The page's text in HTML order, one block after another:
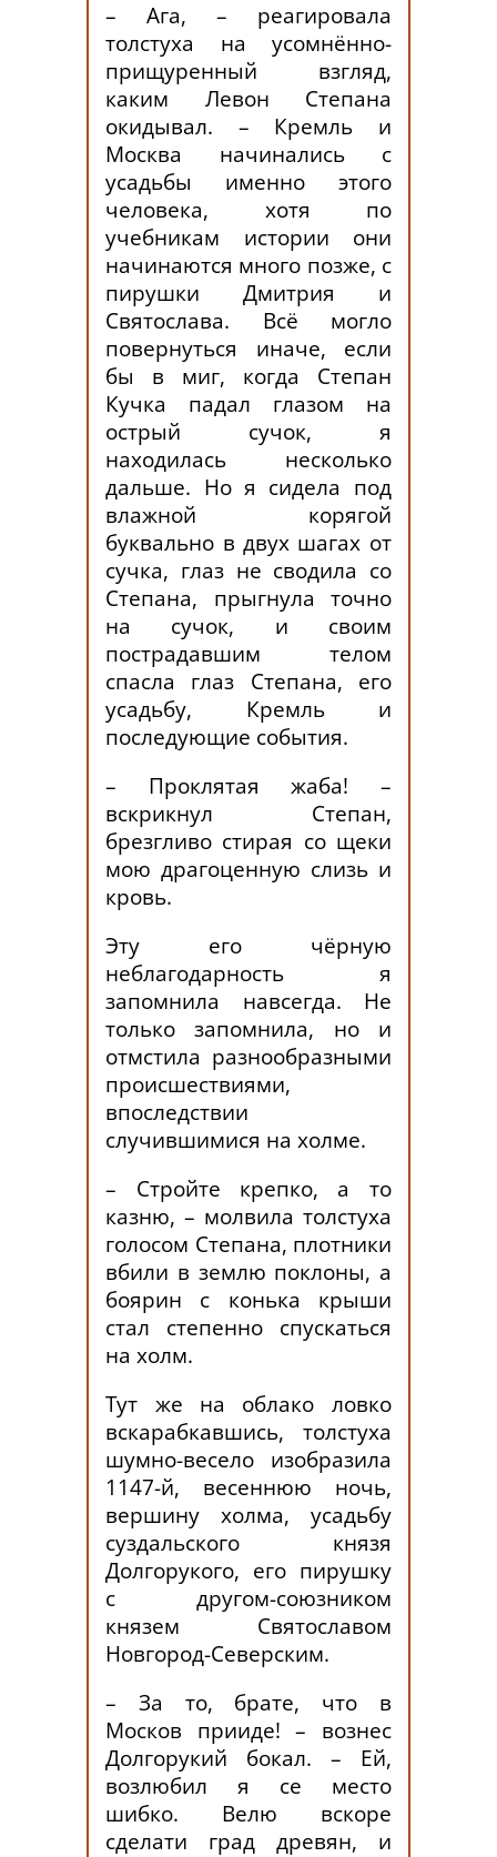
– Ага, – реагировала
толстуха на усомнённо-
прищуренный взгляд,
каким Левон Степана
окидывал. – Кремль и
Москва начинались с
усадьбы именно этого
человека, хотя по
учебникам истории они
начинаются много позже, с
пирушки Дмитрия и
Святослава. Всё могло
повернуться иначе, если
бы в миг, когда Степан
Кучка падал глазом на
острый сучок, я
находилась несколько
дальше. Но я сидела под
влажной корягой
буквально в двух шагах от
сучка, глаз не сводила со
Степана, прыгнула точно
на сучок, и своим
пострадавшим телом
спасла глаз Степана, его
усадьбу, Кремль и
последующие события.
– Проклятая жаба! –
вскрикнул Степан,
брезгливо стирая со щеки
мою драгоценную слизь и
кровь.
Эту его чёрную
неблагодарность я
запомнила навсегда. Не
только запомнила, но и
отмстила разнообразными
происшествиями,
впоследствии
случившимися на холме.
– Стройте крепко, а то
казню, – молвила толстуха
голосом Степана, плотники
вбили в землю поклоны, а
боярин с конька крыши
стал степенно спускаться
на холм.
Тут же на облако ловко
вскарабкавшись, толстуха
шумно-весело изобразила
1147-й, весеннюю ночь,
вершину холма, усадьбу
суздальского князя
Долгорукого, его пирушку
с другом-союзником
князем Святославом
Новгород-Северским.
– За то, брате, что в
Москов прииде! – вознес
Долгорукий бокал. – Ей,
возлюбил я се место
шибко. Велю вскоре
сделати град древян, и